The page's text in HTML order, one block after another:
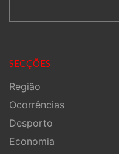
SECÇÕES
Região
Ocorrências
Desporto
Economia